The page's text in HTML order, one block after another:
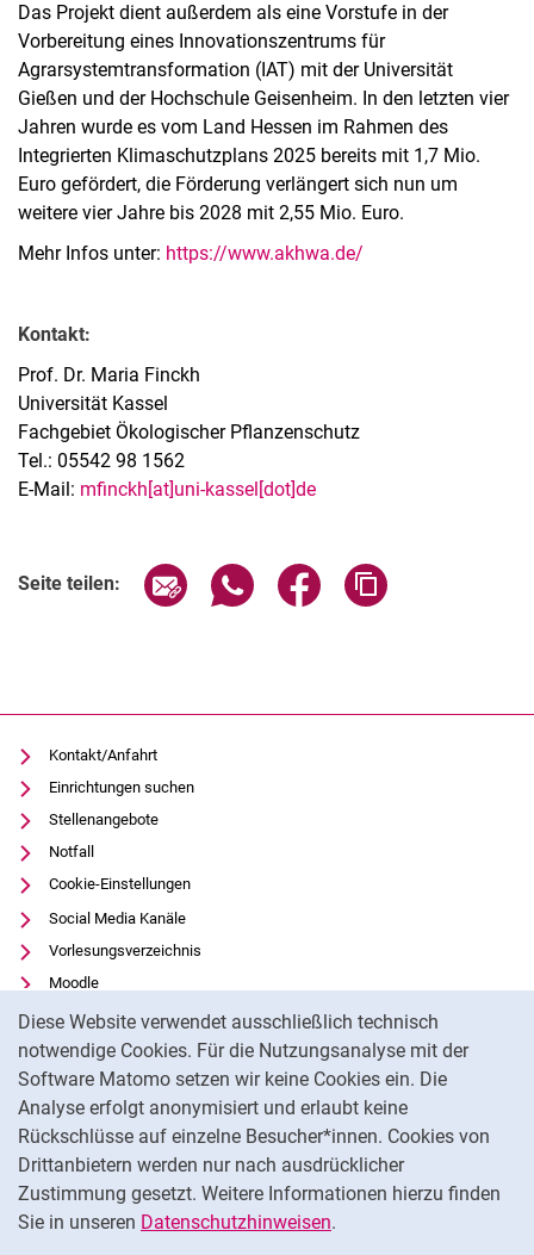
Diese Website verwendet ausschließlich technisch
notwendige Cookies. Für die Nutzungsanalyse mit der
Software Matomo setzen wir keine Cookies ein. Die
Analyse erfolgt anonymisiert und erlaubt keine
Rückschlüsse auf einzelne Besucher*innen. Cookies von
Drittanbietern werden nur nach ausdrücklicher
Zustimmung gesetzt. Weitere Informationen hierzu finden
Sie in unseren Datenschutzhinweisen.
Das Projekt dient außerdem als eine Vorstufe in der
Vorbereitung eines Innovationszentrums für
Agrarsystemtransformation (IAT) mit der Universität
Gießen und der Hochschule Geisenheim. In den letzten vier
Jahren wurde es vom Land Hessen im Rahmen des
Integrierten Klimaschutzplans 2025 bereits mit 1,7 Mio.
Euro gefördert, die Förderung verlängert sich nun um
weitere vier Jahre bis 2028 mit 2,55 Mio. Euro.
Mehr Infos unter: https://www.akhwa.de/
Kontakt:
Prof. Dr. Maria Finckh
Universität Kassel
Fachgebiet Ökologischer Pflanzenschutz
Tel.: 05542 98 1562
E-Mail: mfinckh[at]uni-kassel[dot]de
Seite teilen: Seite über E-Mail teilen
Seite über WhatsApp teilen
Seite über Facebook
Kontakt/Anfahrt
Einrichtungen suchen
Stellenangebote
Notfall
Cookie-Einstellungen
Social Media Kanäle
Vorlesungsverzeichnis
Moodle
Panopto
Universitätsbibliothek
Datenschutz
Barrierefreiheit
Transparenter KI-Einsatz